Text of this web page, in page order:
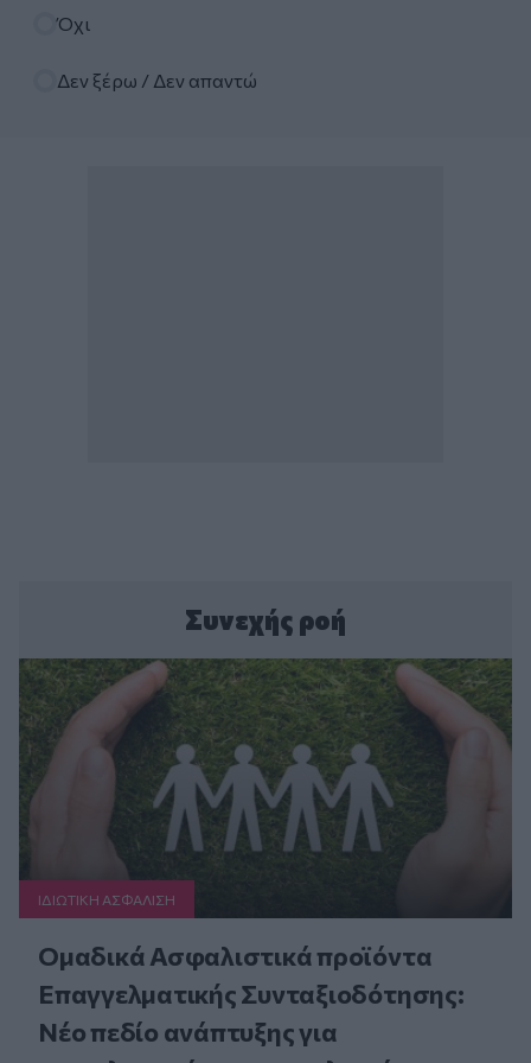
Όχι
Δεν ξέρω / Δεν απαντώ
Συνεχής ροή
ΙΔΙΩΤΙΚΗ ΑΣΦAΛΙΣΗ
Ομαδικά Ασφαλιστικά προϊόντα
Επαγγελματικής Συνταξιοδότησης:
Νέο πεδίο ανάπτυξης για